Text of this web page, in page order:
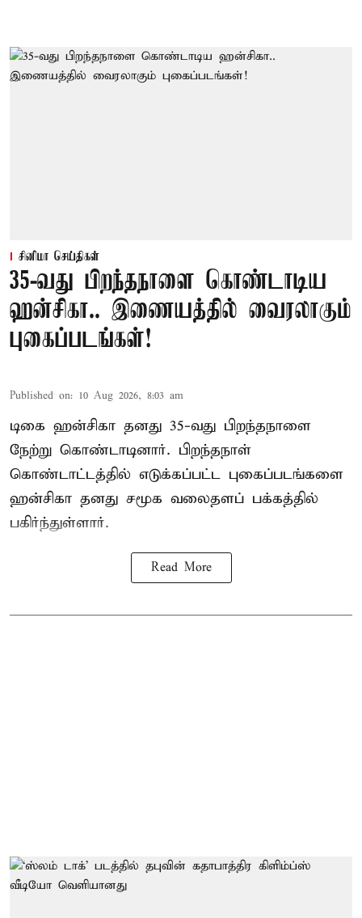
சினிமா செய்திகள்
35-வது பிறந்தநாளை கொண்டாடிய
ஹன்சிகா.. இணையத்தில் வைரலாகும்
புகைப்படங்கள்!
Published on: 10 Aug 2026, 8:03 am
டிகை ஹன்சிகா தனது 35-வது பிறந்தநாளை
நேற்று கொண்டாடினார். பிறந்தநாள்
கொண்டாட்டத்தில் எடுக்கப்பட்ட புகைப்படங்களை
ஹன்சிகா தனது சமூக வலைதளப் பக்கத்தில்
பகிர்ந்துள்ளார்.
Read More